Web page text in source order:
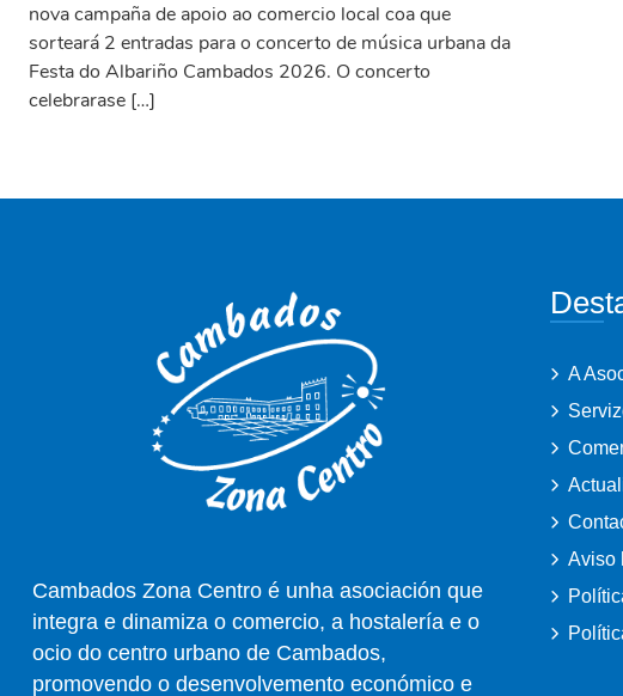
nova campaña de apoio ao comercio local coa que
sorteará 2 entradas para o concerto de música urbana da
Festa do Albariño Cambados 2026. O concerto
celebrarase […]
Cambados Zona Centro é unha asociación que
integra e dinamiza o comercio, a hostalería e o
ocio do centro urbano de Cambados,
promovendo o desenvolvemento económico e
A
Aviso